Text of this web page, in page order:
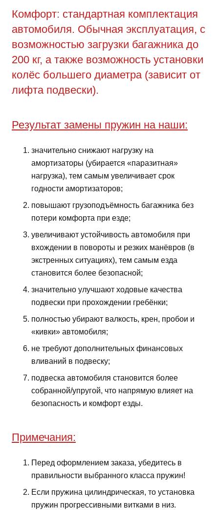
Комфорт: стандартная комплектация
автомобиля. Обычная эксплуатация, с
возможностью загрузки багажника до
200 кг, а также возможность установки
колёс большего диаметра (зависит от
лифта подвески).
Результат замены пружин на наши:
значительно снижают нагрузку на
амортизаторы (убирается «паразитная»
нагрузка), тем самым увеличивает срок
годности амортизаторов;
повышают грузоподъёмность багажника без
потери комфорта при езде;
увеличивают устойчивость автомобиля при
вхождении в повороты и резких манёвров (в
экстренных ситуациях), тем самым езда
становится более безопасной;
значительно улучшают ходовые качества
подвески при прохождении гребёнки;
полностью убирают валкость, крен, пробои и
«кивки» автомобиля;
не требуют дополнительных финансовых
вливаний в подвеску;
подвеска автомобиля становится более
собранной/упругой, что напрямую влияет на
безопасность и комфорт езды.
Примечания:
Перед оформлением заказа, убедитесь в
правильности выбранного класса пружин!
Если пружина цилиндрическая, то установка
пружин прогрессивными витками в низ.